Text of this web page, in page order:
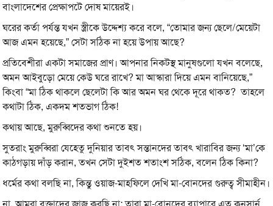
বাংলাদেশের প্রেক্ষাপটে দোষ মায়েরই।
ঘরের কর্তা পর্যন্ত যখন স্ত্রীকে উদ্দেশ্য করে বলে, “তোমার জন্য ছেলে/মেয়েটা
আজ এমন হয়েছে,” সেটা সঠিক না হয়ে উপায় আছে?
প্রতিবেশীরা একটা সমাজের প্রাণ। আপনার নিকটস্থ মানুষগুলো যখন বলেছে,
অমন আইবুড়ো মেয়ে কেউ ঘরে রাখে? মা আস্কারা দিয়ে এমন বানিয়েছে,”
কিংবা “মা ঠিক থাকলে ছেলেটা কি আর অমন ঘর থেকে দূরে থাকত? তাহলে
কথাটা ঠিক, একদম শতভাগ ঠিক!
কথায় আছে, মুরুব্বিদের কথা শুনতে হয়।
সুতরাং মুরুব্বিরা যেহেতু দুনিয়ার তাবৎ সন্তানদের তাবৎ খারাবির জন্য ‘মা’কে
কাঠগড়ায় দাঁড় করান, তখন সেটা দুইশত শতাংশ সঠিক, বলেন ঠিক কিনা?
ধর্মের কথা বলছি না, কিন্তু ওয়াজ-মাহফিলে দেখি মা-বোনদের গুরুত্ব সীমাহীন।